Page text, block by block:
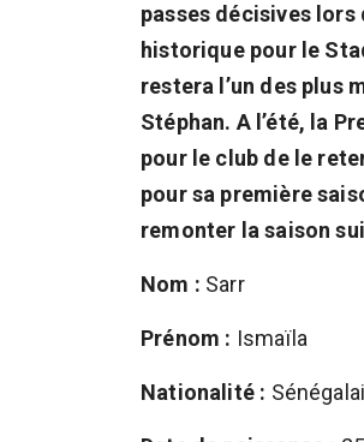
passes décisives
historique pour le
restera l’un des plus
Stéphan. A l’été, la
pour le club de le
pour sa première
remonter la saison
Nom : Sarr
Prénom : Ismaïla
Nationalité :